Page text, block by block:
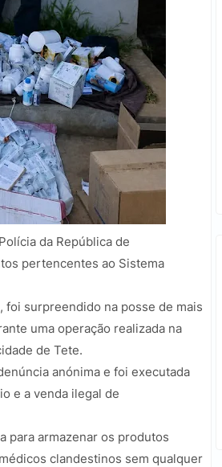
da República de
pertencentes ao Sistema
surpreendido na posse de mais
uma operação realizada na
de Tete.
anónima e foi executada
e a venda ilegal de
para armazenar os produtos
clandestinos sem qualquer